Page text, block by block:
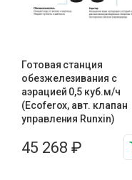
Готовая станция
обезжелезивания c
аэрацией 0,5 куб.м/ч
(Ecoferox, авт. клапан
управления Runxin)
45 268 ₽